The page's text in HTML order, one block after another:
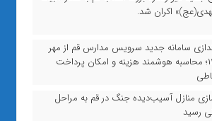
اکران شد.
سامانه جدید سرویس مدارس قم از مهر
۱۴۰۵؛ محاسبه هوشمند هزینه و امکان پرداخت
منازل آسیب‌دیده جنگ در قم به مراحل
رسید